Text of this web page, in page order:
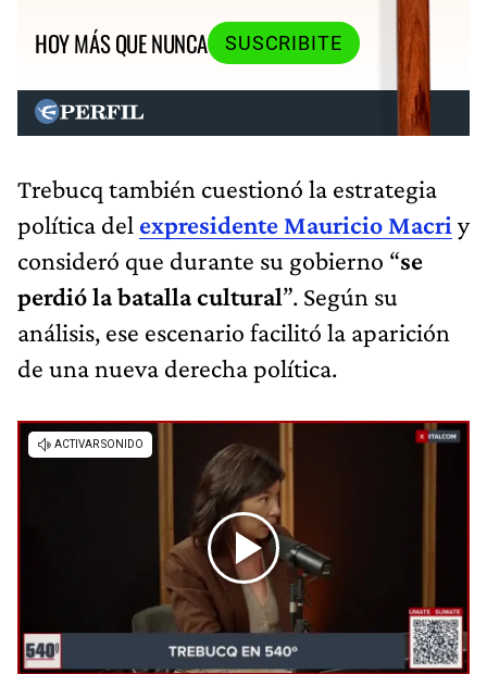
HOY MÁS QUE NUNCA
SUSCRIBITE
Trebucq también cuestionó la estrategia
política del expresidente Mauricio Macri y
consideró que durante su gobierno “se
perdió la batalla cultural”. Según su
análisis, ese escenario facilitó la aparición
de una nueva derecha política.